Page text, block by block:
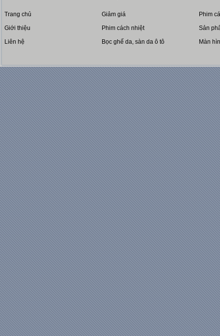
Trang chủ
Giới thiệu
Liên hệ
Giảm giá
Phim cách nhiệt
Bọc ghế da, sàn da ô tô
Phim
Sản
Màn